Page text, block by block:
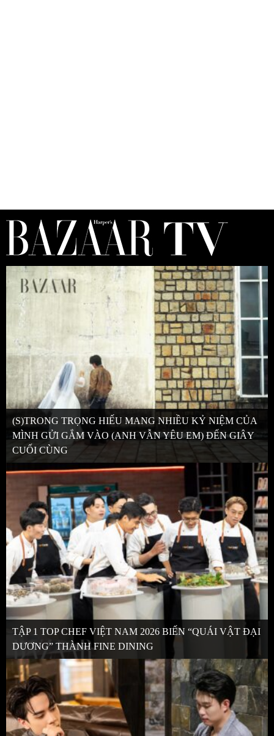
(S)TRONG TRỌNG HIẾU MANG NHIỀU KỶ NIỆM CỦA
MÌNH GỬI GẮM VÀO (ANH VẪN YÊU EM) ĐẾN GIÂY
CUỐI CÙNG
TẬP 1 TOP CHEF VIỆT NAM 2026 BIẾN “QUÁI VẬT ĐẠI
DƯƠNG” THÀNH FINE DINING